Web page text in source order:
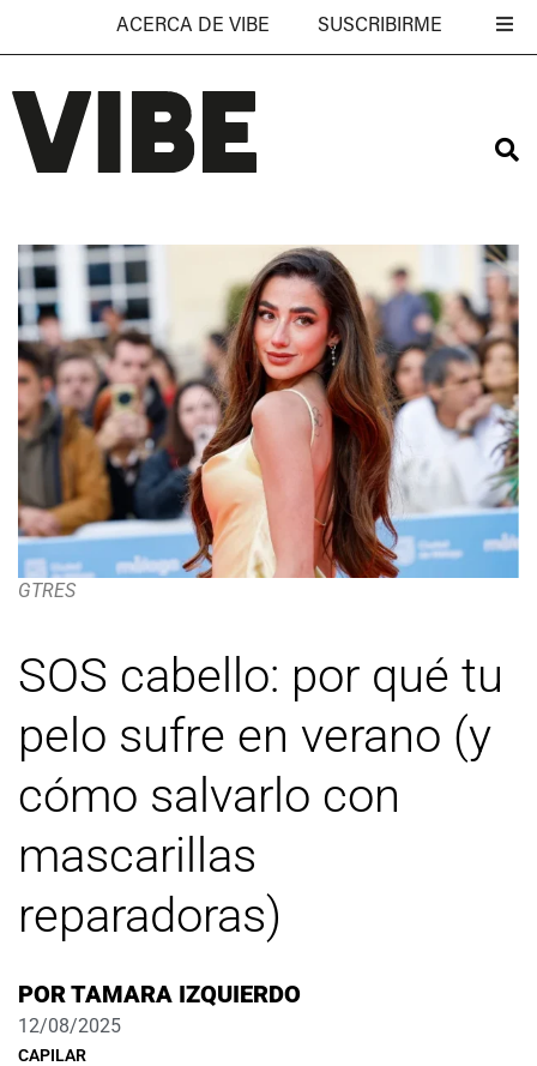
ACERCA DE VIBE SUSCRIBIRME
GTRES
SOS cabello: por qué tu
pelo sufre en verano (y
cómo salvarlo con
mascarillas
reparadoras)
PORTAMARA IZQUIERDO
12/08/2025
CAPILAR